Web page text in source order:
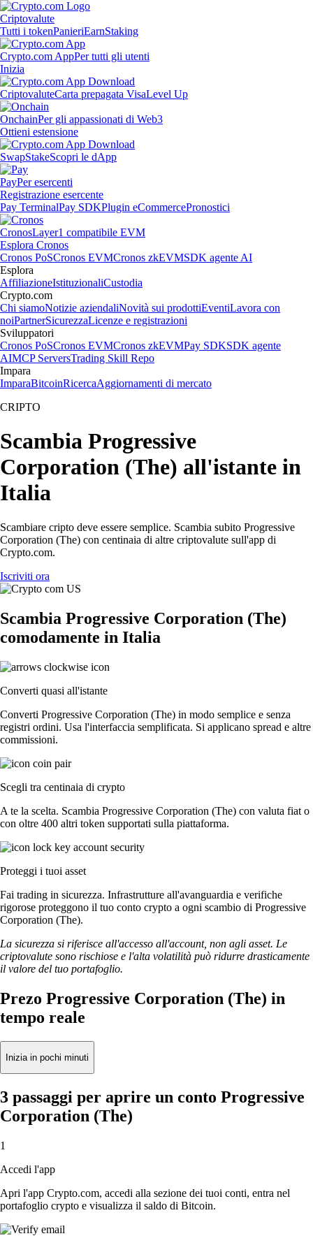
Criptovalute
Tutti i tokenPanieriEarnStaking
Crypto.com AppPer tutti gli utenti
Inizia
CriptovaluteCarta prepagata VisaLevel Up
OnchainPer gli appassionati di Web3
Ottieni estensione
SwapStakeScopri le dApp
PayPer esercenti
Registrazione esercente
Pay TerminalPay SDKPlugin eCommercePronostici
CronosLayer1 compatibile EVM
Esplora Cronos
Cronos PoSCronos EVMCronos zkEVMSDK agente AI
Esplora
AffiliazioneIstituzionaliCustodia
Crypto.com
Chi siamoNotizie aziendaliNovità sui prodottiEventiLavora con
noiPartnerSicurezzaLicenze e registrazioni
Sviluppatori
Cronos PoSCronos EVMCronos zkEVMPay SDKSDK agente
AIMCP ServersTrading Skill Repo
Impara
ImparaBitcoinRicercaAggiornamenti di mercato
CRIPTO
Scambia Progressive
Corporation (The) all'istante in
Italia
Scambiare cripto deve essere semplice. Scambia subito Progressive
Corporation (The) con centinaia di altre criptovalute sull'app di
Crypto.com.
Iscriviti ora
Scambia Progressive Corporation (The)
comodamente in Italia
Converti quasi all'istante
Converti Progressive Corporation (The) in modo semplice e senza
registri ordini. Usa l'interfaccia semplificata. Si applicano spread e altre
commissioni.
Scegli tra centinaia di crypto
A te la scelta. Scambia Progressive Corporation (The) con valuta fiat o
con oltre 400 altri token supportati sulla piattaforma.
Proteggi i tuoi asset
Fai trading in sicurezza. Infrastrutture all'avanguardia e verifiche
rigorose proteggono il tuo conto crypto a ogni scambio di Progressive
Corporation (The).
La sicurezza si riferisce all'accesso all'account, non agli asset. Le
criptovalute sono rischiose e l'alta volatilità può ridurre drasticamente
il valore del tuo portafoglio.
Prezo Progressive Corporation (The) in
tempo reale
Inizia in pochi minuti
3 passaggi per aprire un conto Progressive
Corporation (The)
1
Accedi l'app
Apri l'app Crypto.com, accedi alla sezione dei tuoi conti, entra nel
portafoglio crypto e visualizza il saldo di Bitcoin.